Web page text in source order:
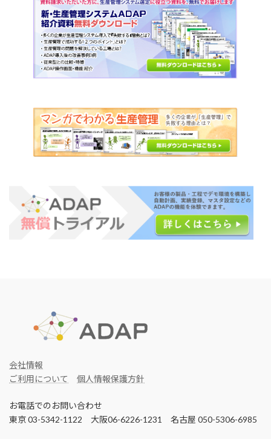
会社情報
ご利用について
個人情報保護方針
お電話でのお問い合わせ
東京 03-5342-1122 大阪06-6226-1231 名古屋 050-5306-6985